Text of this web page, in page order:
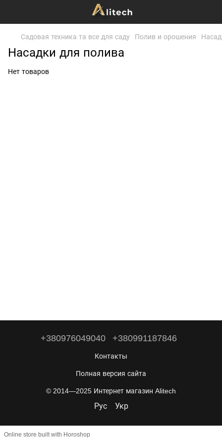
Садовая техника та все для саду Полив и орошения
Насадки для полива
Нет товаров
+380976049040 +380991187846
Контакты
Полная версия сайта
© 2014—2025 Интернет магазин Alitech
Рус Укр
Online store built with Horoshop